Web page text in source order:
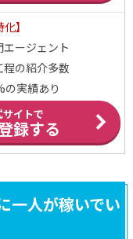
】
エージェント
程の紹介多数
の実績あり
サイトで
録する
一人が稼いでい